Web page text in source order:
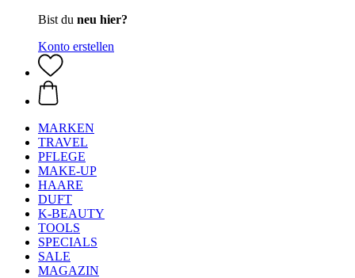
Bist du neu hier?
Konto erstellen
MARKEN
TRAVEL
PFLEGE
MAKE-UP
HAARE
DUFT
K-BEAUTY
TOOLS
SPECIALS
SALE
MAGAZIN